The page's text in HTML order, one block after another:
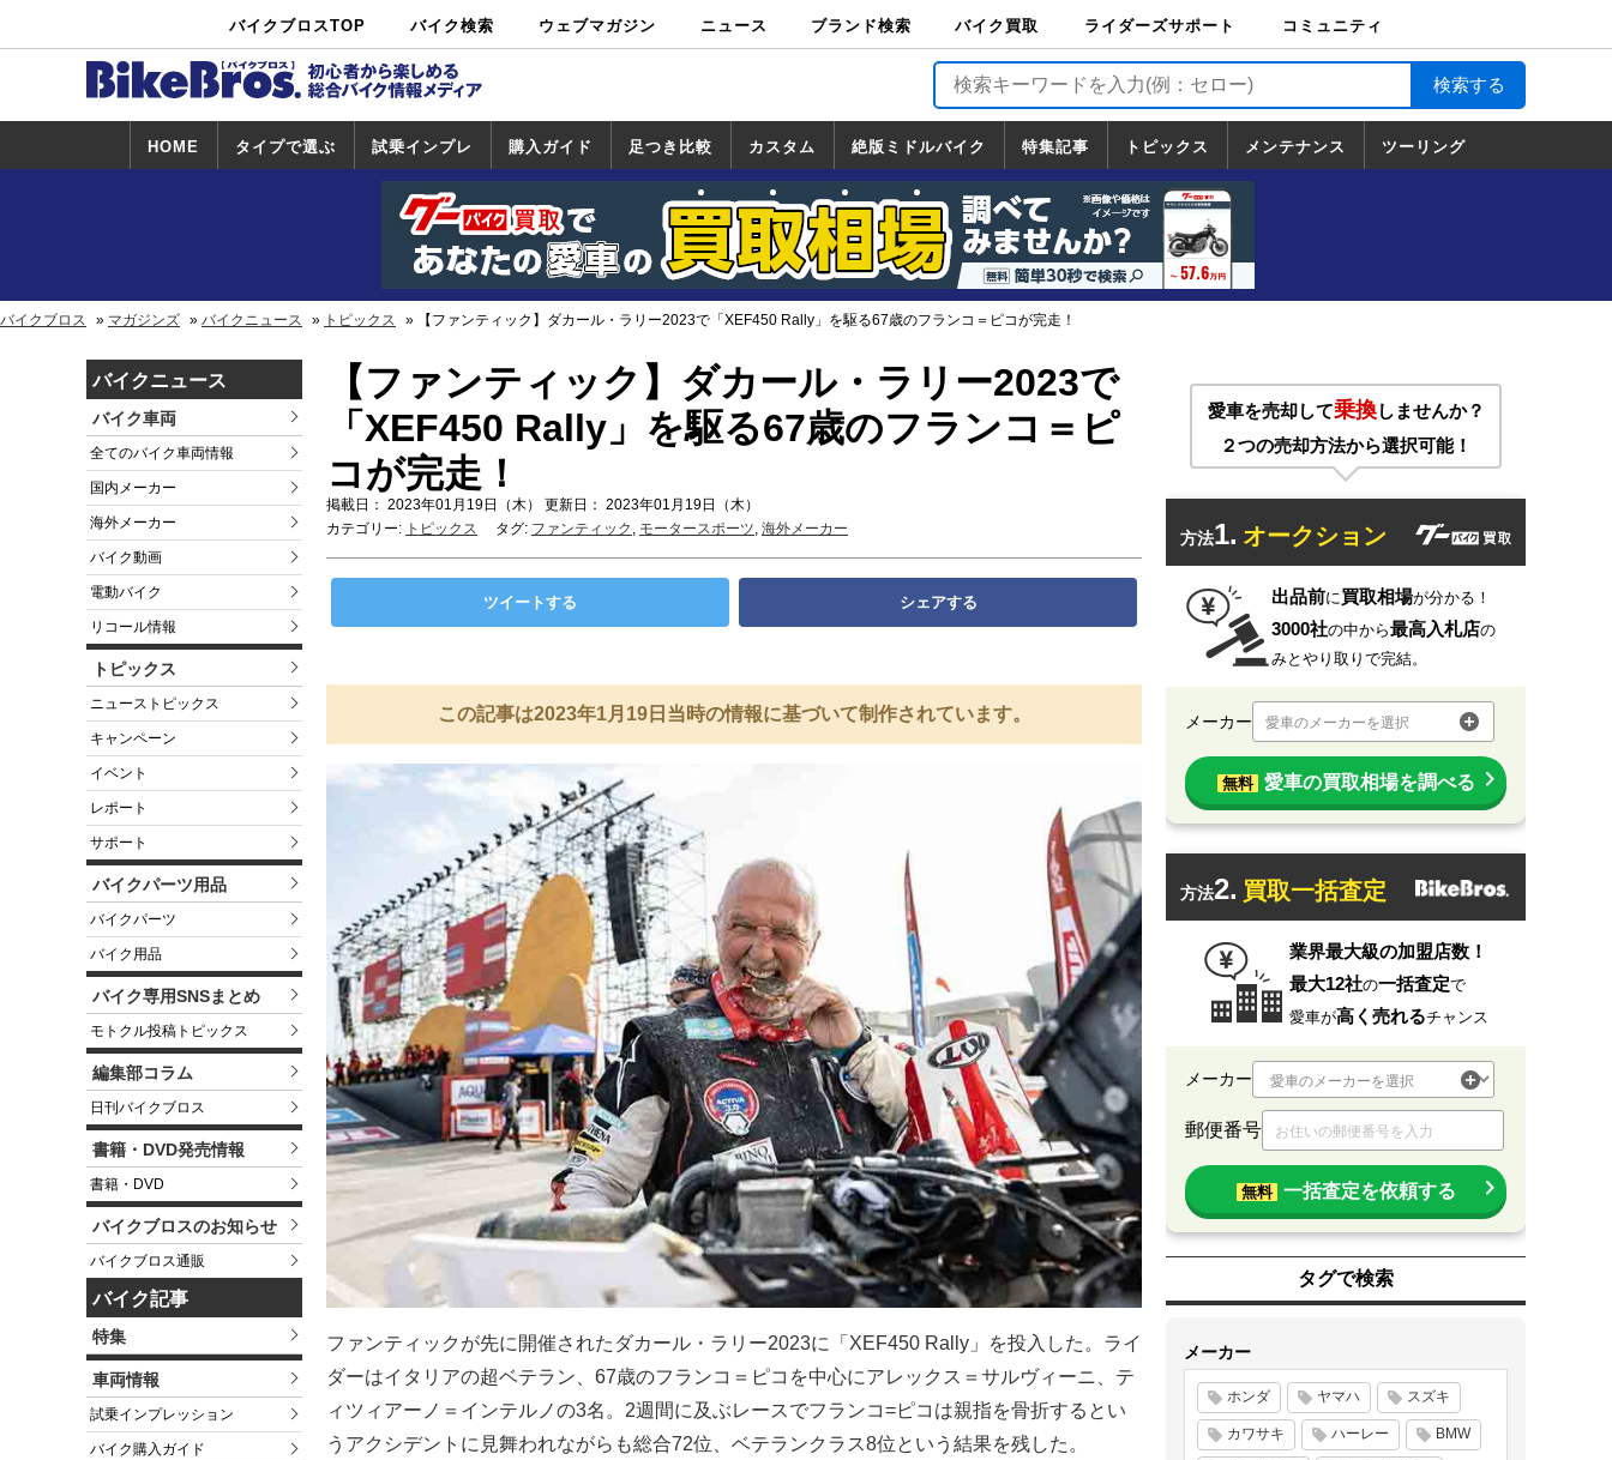
バイクブロスTOP バイク検索
中古バイ
ク・新車検
カタログ検
索
ショップ検
索
ウェブマガジン ニュース ブランド検索 バイク買取
バイク買取
ライダーズサポート
ライダーズサポート
TOP
バイク輸送
バイクガレージライ
フ
バイク車両保険
ロードサービス
バイク試乗
コミュニティ
HOME タイプで選ぶ 試乗インプレ
試乗インプレ
一覧
ホンダ
ヤマハ
スズキ
カワサキ
ハーレー
BMW
トライアンフ
ドゥカティ
購入ガイド
一覧
足つき比較 カスタム
カスタム
一覧
ホンダ
ヤマハ
スズキ
カワサキ
絶版ミドルバイク
絶版ミドルバイク
一覧
ホンダ
ヤマハ
スズキ
カワサキ
特集記事 トピックス
トピックス
一覧
ホンダ
ヤマハ
スズキ
カワサキ
ハーレーダ
ビッドソン
BMW
ドゥカティ
トライアン
フ
メンテナンス ツーリング
道の駅調査隊
ツーリング情報局
日本の道50選
国道めぐり
林道ツーリング
バイクブロス マガジンズ バイクニュース トピックス 【ファンティック】ダカール・ラリー2023で「XEF450 Rally」を駆る67歳のフランコ＝ピコが完走！
バイクニュース
バイク車両
全てのバイク車両情報
国内メーカー
海外メーカー
バイク動画
電動バイク
リコール情報
トピックス
ニューストピックス
キャンペーン
イベント
レポート
サポート
バイクパーツ用品
バイクパーツ
バイク用品
バイク専用SNSまとめ
モトクル投稿トピックス
編集部コラム
日刊バイクブロス
書籍・DVD発売情報
書籍・DVD
バイクブロスのお知らせ
バイクブロス通販
バイク記事
特集
車両情報
試乗インプレッション
バイク購入ガイド
【ファンティック】ダカール・ラリー2023で
「XEF450 Rally」を駆る67歳のフランコ＝ピ
コが完走！
掲載日： 2023年01月19日（木） 更新日： 2023年01月19日（木）
カテゴリー: トピックス タグ: ファンティック , モータースポーツ, 海外メーカー
ツイートする シェアする
この記事は2023年1月19日当時の情報に基づいて制作されています。
ファンティックが先に開催されたダカール・ラリー2023に「XEF450 Rally」を投入した。ライ
ダーはイタリアの超ベテラン、67歳のフランコ＝ピコを中心にアレックス＝サルヴィーニ、テ
ィツィアーノ＝インテルノの3名。2週間に及ぶレースでフランコ=ピコは親指を骨折するとい
うアクシデントに見舞われながらも総合72位、ベテランクラス8位という結果を残した。
愛車を売却して乗換しませんか？
２つの売却方法から選択可能！
方法1. オークション
出品前に買取相場が分かる！
3000社の中から最高入札店の
みとやり取りで完結。
メーカー 愛車のメーカーを選択
無料 愛車の買取相場を調べる
方法2. 買取一括査定
業界最大級の加盟店数！
最大12社の一括査定で
愛車が高く売れるチャンス
メーカー
郵便番号
無料 一括査定を依頼する
タグで検索
メーカー
ホンダ ヤマハ スズキ
カワサキ ハーレー BMW